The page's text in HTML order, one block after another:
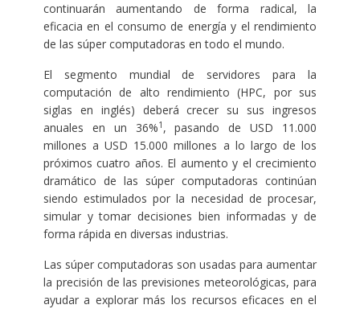
continuarán aumentando de forma radical, la
eficacia en el consumo de energía y el rendimiento
de las súper computadoras en todo el mundo.
El segmento mundial de servidores para la
computación de alto rendimiento (HPC, por sus
siglas en inglés) deberá crecer su sus ingresos
anuales en un 36%1 , pasando de USD 11.000
millones a USD 15.000 millones a lo largo de los
próximos cuatro años. El aumento y el crecimiento
dramático de las súper computadoras continúan
siendo estimulados por la necesidad de procesar,
simular y tomar decisiones bien informadas y de
forma rápida en diversas industrias.
Las súper computadoras son usadas para aumentar
la precisión de las previsiones meteorológicas, para
ayudar a explorar más los recursos eficaces en el